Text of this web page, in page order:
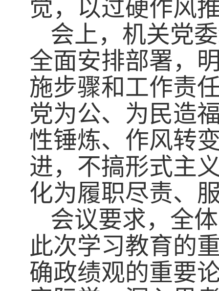
觉，以过硬作风
会上，机关党
全面安排部署，
施步骤和工作责
党为公、为民造
性锤炼、作风转
进，不搞形式主
化为履职尽责、
会议要求，全
此次学习教育的
确政绩观的重要